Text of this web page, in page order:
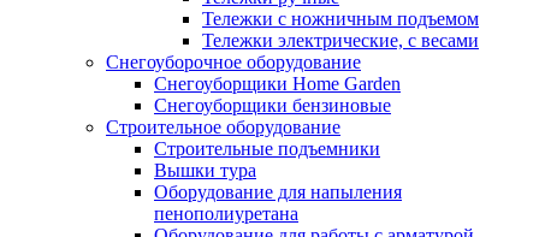
Тележки с ножничным подъемом
Тележки электрические, с весами
Снегоуборочное оборудование
Снегоуборщики Home Garden
Снегоуборщики бензиновые
Строительное оборудование
Cтроительные подъемники
Вышки тура
Оборудование для напыления
пенополиуретана